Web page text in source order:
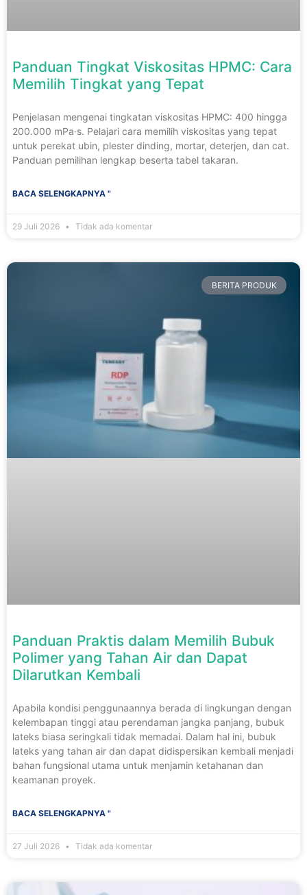
Panduan Tingkat Viskositas HPMC: Cara
Memilih Tingkat yang Tepat
Penjelasan mengenai tingkatan viskositas HPMC: 400 hingga
200.000 mPa·s. Pelajari cara memilih viskositas yang tepat
untuk perekat ubin, plester dinding, mortar, deterjen, dan cat.
Panduan pemilihan lengkap beserta tabel takaran.
BACA SELENGKAPNYA "
29 Juli 2026 Tidak ada komentar
BERITA PRODUK
Panduan Praktis dalam Memilih Bubuk
Polimer yang Tahan Air dan Dapat
Dilarutkan Kembali
Apabila kondisi penggunaannya berada di lingkungan dengan
kelembapan tinggi atau perendaman jangka panjang, bubuk
lateks biasa seringkali tidak memadai. Dalam hal ini, bubuk
lateks yang tahan air dan dapat didispersikan kembali menjadi
bahan fungsional utama untuk menjamin ketahanan dan
keamanan proyek.
BACA SELENGKAPNYA "
27 Juli 2026 Tidak ada komentar